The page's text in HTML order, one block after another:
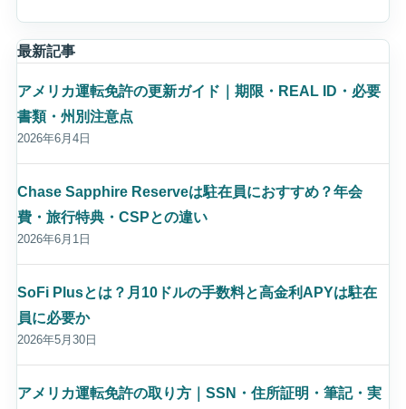
最新記事
アメリカ運転免許の更新ガイド｜期限・REAL ID・必要
書類・州別注意点
2026年6月4日
Chase Sapphire Reserveは駐在員におすすめ？年会
費・旅行特典・CSPとの違い
2026年6月1日
SoFi Plusとは？月10ドルの手数料と高金利APYは駐在
員に必要か
2026年5月30日
アメリカ運転免許の取り方｜SSN・住所証明・筆記・実